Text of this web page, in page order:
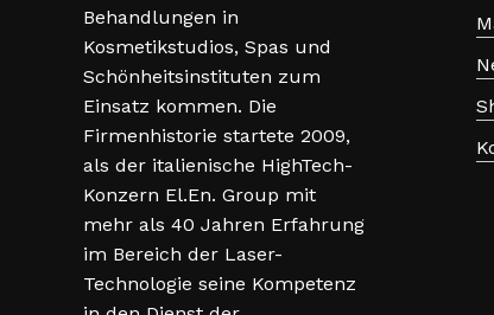
Behandlungen in
Kosmetikstudios, Spas und
Schönheitsinstituten zum
Einsatz kommen. Die
Firmenhistorie startete 2009,
als der italienische HighTech-
Konzern El.En. Group mit
mehr als 40 Jahren Erfahrung
im Bereich der Laser-
Technologie seine Kompetenz